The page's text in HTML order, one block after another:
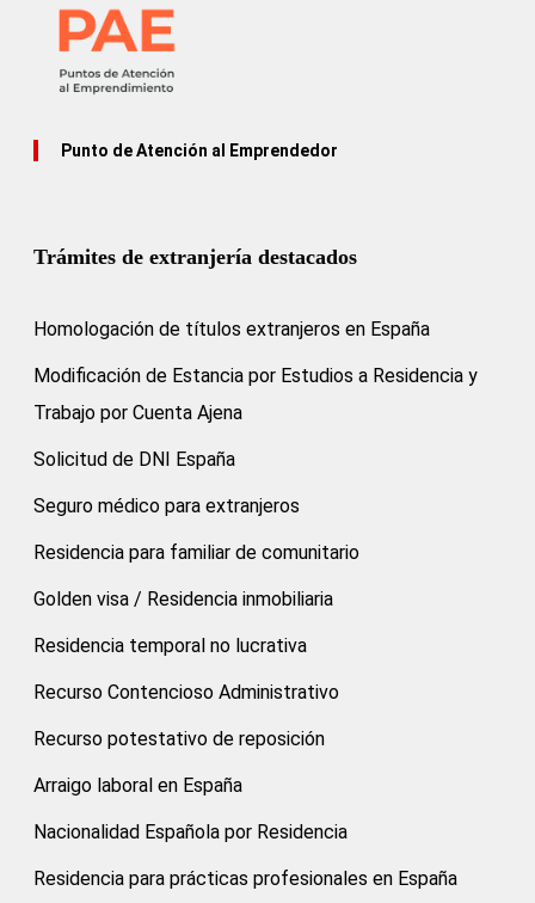
Punto de Atención al Emprendedor
Trámites de extranjería destacados
Homologación de títulos extranjeros en España
Modificación de Estancia por Estudios a Residencia y
Trabajo por Cuenta Ajena
Solicitud de DNI España
Seguro médico para extranjeros
Residencia para familiar de comunitario
Golden visa / Residencia inmobiliaria
Residencia temporal no lucrativa
Recurso Contencioso Administrativo
Recurso potestativo de reposición
Arraigo laboral en España
Nacionalidad Española por Residencia
Residencia para prácticas profesionales en España